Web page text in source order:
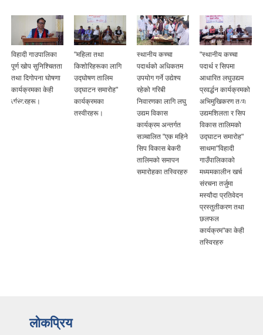
घोषणा
केही
"महिला तथा
किशोरिहरूका लागि
उद्घोषण तालिम
उद्घाटन समारोह"
कार्यक्रमका
स्थानीय कच्चा
पदार्थको अधिकतम
उपयोग गर्ने उद्येश्य
रहेको गरिबी
निवारणका लागि लघु
उद्यम विकास
कार्यक्रम अन्तर्गत
सञ्चालित "एक महिने
सिप विकास बेकरी
तालिमको समापन
समारोहका तस्विरहरु
"स्थानीय कच्चा
पदार्थ र सिपमा
आधारित लघुउद्यम
प्रवर्द्धन कार्यक्रमको
अभिमुखिकरण तथा
उद्यमशिलता र सिप
विकास तालिमको
उद्घाटन समारोह"
साथमा"विहादी
गाउँपालिकाको
मध्यमकालीन खर्च
मस्यौदा प्रतिवेदन
प्रस्तुतीकरण तथा
कार्यक्रम"का केही
स्थानीय कच्चा
पदार्थको
उपयोग गर्ने
रहेको गरिबी
निवारणका
उद्यम विकास
कार्यक्रम
सञ्चालित "एक
सिप विकास
तालिम"का
तस्विरहरू।
लोकप्रिय